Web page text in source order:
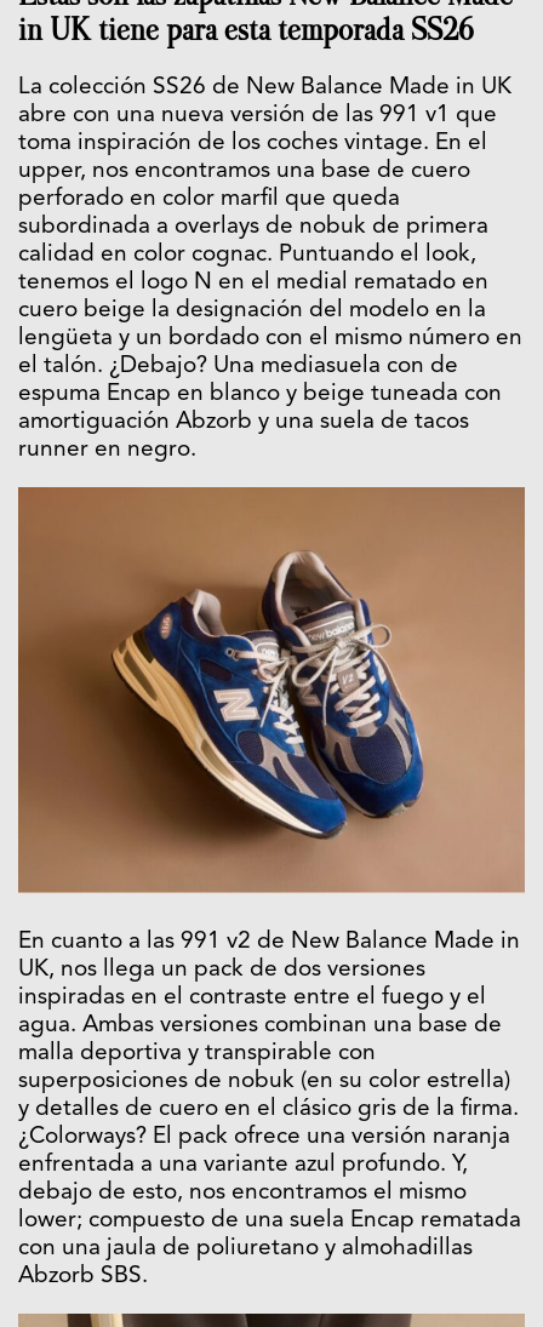
in UK tiene para esta temporada SS26
La colección SS26 de New Balance Made in UK
abre con una nueva versión de las 991 v1 que
toma inspiración de los coches vintage. En el
upper, nos encontramos una base de cuero
perforado en color marfil que queda
subordinada a overlays de nobuk de primera
calidad en color cognac. Puntuando el look,
tenemos el logo N en el medial rematado en
cuero beige la designación del modelo en la
lengüeta y un bordado con el mismo número en
el talón. ¿Debajo? Una mediasuela con de
espuma Encap en blanco y beige tuneada con
amortiguación Abzorb y una suela de tacos
runner en negro.
En cuanto a las 991 v2 de New Balance Made in
UK, nos llega un pack de dos versiones
inspiradas en el contraste entre el fuego y el
agua. Ambas versiones combinan una base de
malla deportiva y transpirable con
superposiciones de nobuk (en su color estrella)
y detalles de cuero en el clásico gris de la firma.
¿Colorways? El pack ofrece una versión naranja
enfrentada a una variante azul profundo. Y,
debajo de esto, nos encontramos el mismo
lower; compuesto de una suela Encap rematada
con una jaula de poliuretano y almohadillas
Abzorb SBS.